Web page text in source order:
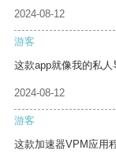
2024-08-12
游客
这款app就像我的私人
2024-08-12
游客
这款加速器VPM应用